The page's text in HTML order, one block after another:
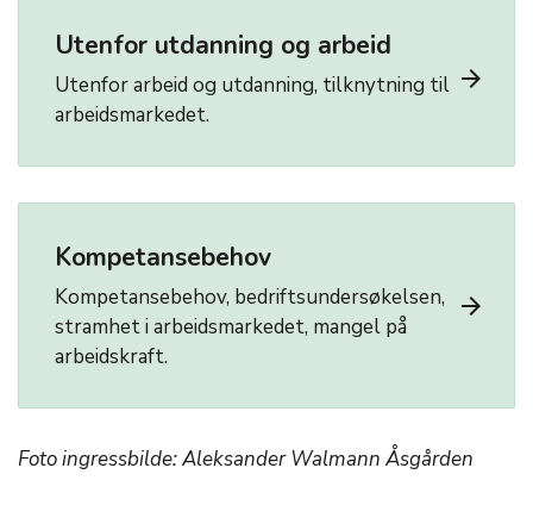
Utenfor utdanning og arbeid
Utenfor arbeid og utdanning, tilknytning til
arbeidsmarkedet.
arrow_forward
Kompetansebehov
Kompetansebehov, bedriftsundersøkelsen,
stramhet i arbeidsmarkedet, mangel på
arbeidskraft.
arrow_forward
Foto ingressbilde: Aleksander Walmann Åsgården